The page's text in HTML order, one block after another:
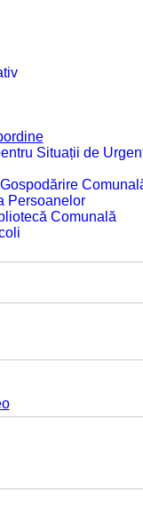
Situații de
Persoanelor
Comunală